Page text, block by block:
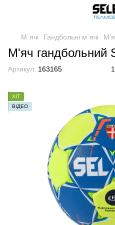
М`ячі Гандбольні м`ячі
М'яч гандбольний
Артикул: 163165
ХІТ
ВІДЕО